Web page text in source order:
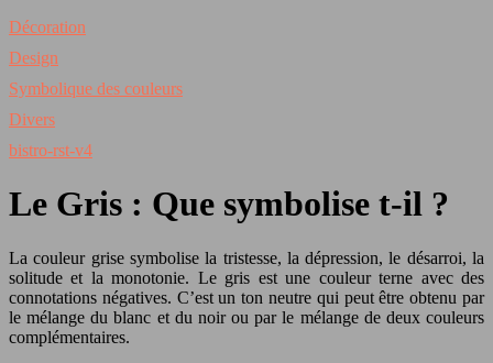
Décoration
Design
Symbolique des couleurs
Divers
bistro-rst-v4
Le Gris : Que symbolise t-il ?
La couleur grise symbolise la tristesse, la dépression, le désarroi, la
solitude et la monotonie. Le gris est une couleur terne avec des
connotations négatives. C’est un ton neutre qui peut être obtenu par
le mélange du blanc et du noir ou par le mélange de deux couleurs
complémentaires.